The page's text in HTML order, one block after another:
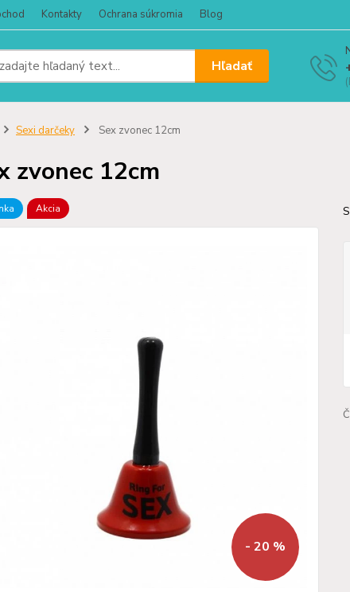
Kontakty Ochrana súkromia Blog
Hľadať
Sexi darčeky Sex zvonec 12cm
zvonec 12cm
Akcia
- 20 %